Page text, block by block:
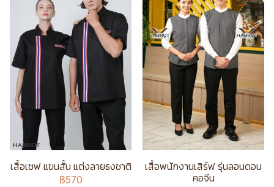
เสื้อเชฟ แขนสั้น แต่งลายธงชาติ
฿570
เสื้อพนักงานเสิร์ฟ รุ่นลอนดอน
คอจีน